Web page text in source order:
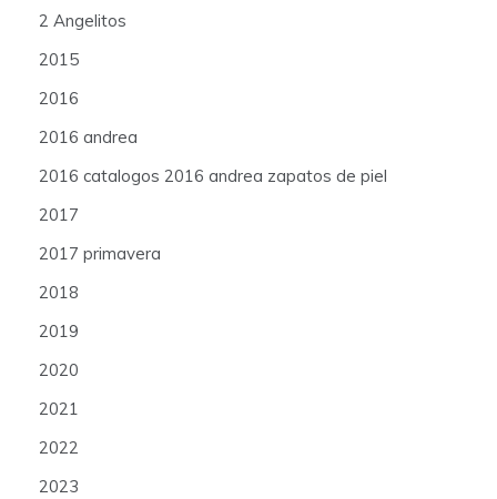
2 Angelitos
2015
2016
2016 andrea
2016 catalogos 2016 andrea zapatos de piel
2017
2017 primavera
2018
2019
2020
2021
2022
2023